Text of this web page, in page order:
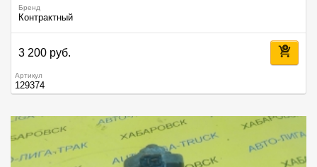
Бренд
Контрактный
3 200 руб.
Артикул
129374